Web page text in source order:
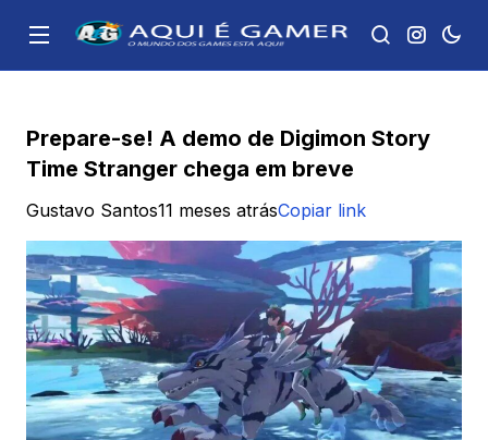
Prepare-se! A demo de Digimon Story
Time Stranger chega em breve
Gustavo Santos11 meses atrásCopiar link